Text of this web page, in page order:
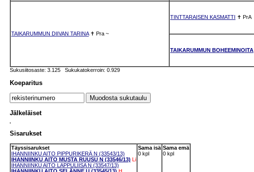
TAIKARUMMUN DIIVAN TARINA✝ Pra ~
TINTTARAISEN KASMATTI ✝ PrA
TAIKARUMMUN BOHEEMINOITA
Sukusiitosaste: 3.125 Sukukatokerroin: 0.929
Koeparitus
Jälkeläiset
Sisarukset
Täyssisarukset
IHANNIINKU AITO PIPPURIKERÄ N (33543/13)
IHANNIINKU AITO MUSTA RUUSU N (33546/13) Li
IHANNIINKU AITO LAPPULIISA N (33547/13)
Sama isä
0 kpl
Sama emä
0 kpl